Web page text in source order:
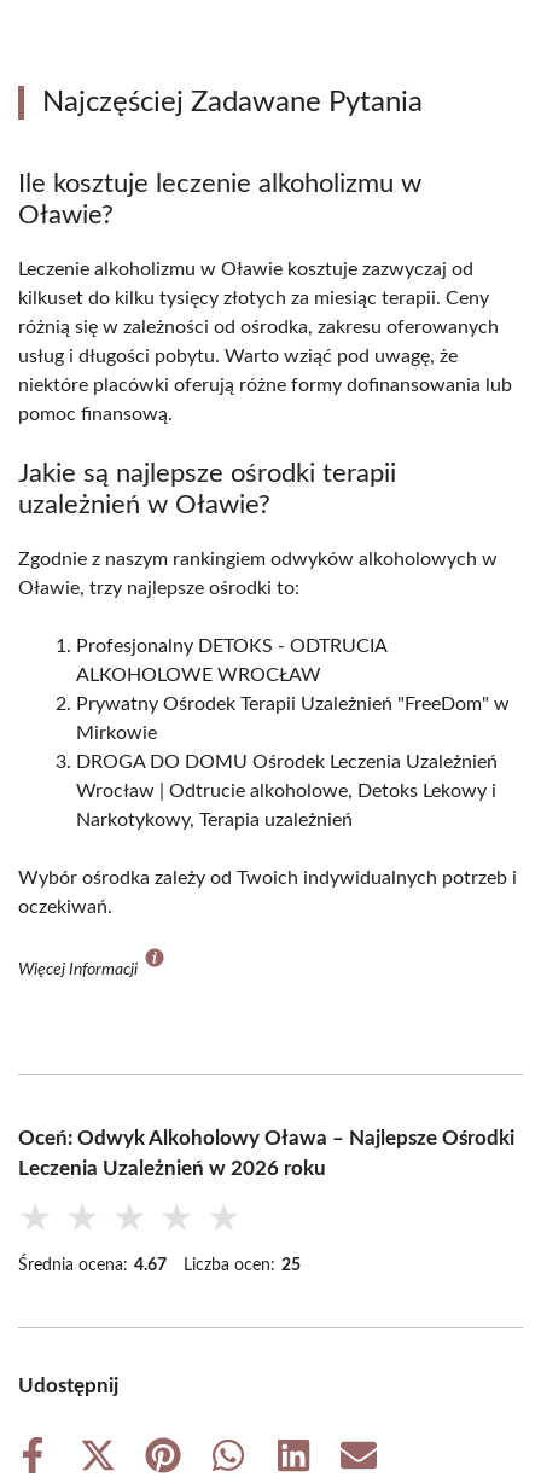
Najczęściej Zadawane Pytania
Ile kosztuje leczenie alkoholizmu w
Oławie?
Leczenie alkoholizmu w Oławie kosztuje zazwyczaj od
kilkuset do kilku tysięcy złotych za miesiąc terapii. Ceny
różnią się w zależności od ośrodka, zakresu oferowanych
usług i długości pobytu. Warto wziąć pod uwagę, że
niektóre placówki oferują różne formy dofinansowania lub
pomoc finansową.
Jakie są najlepsze ośrodki terapii
uzależnień w Oławie?
Zgodnie z naszym rankingiem odwyków alkoholowych w
Oławie, trzy najlepsze ośrodki to:
Profesjonalny DETOKS - ODTRUCIA
ALKOHOLOWE WROCŁAW
Prywatny Ośrodek Terapii Uzależnień "FreeDom" w
Mirkowie
DROGA DO DOMU Ośrodek Leczenia Uzależnień
Wrocław | Odtrucie alkoholowe, Detoks Lekowy i
Narkotykowy, Terapia uzależnień
Wybór ośrodka zależy od Twoich indywidualnych potrzeb i
oczekiwań.
Więcej Informacji
Oceń: Odwyk Alkoholowy Oława – Najlepsze Ośrodki
Leczenia Uzależnień w 2026 roku
★ ★ ★ ★ ★
Średnia ocena: 4.67 Liczba ocen: 25
Udostępnij
Share
Share
Share
Share
Share
Share